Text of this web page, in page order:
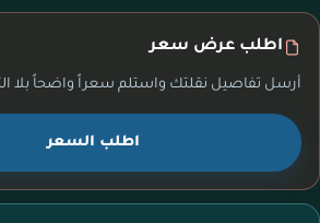
اطلب عرض سعر
أرسل تفاصيل نقلتك واستلم سعراً واضحاً بلا
اطلب السعر